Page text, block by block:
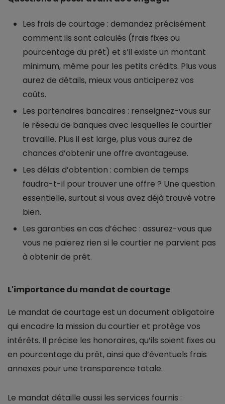
Les frais de courtage : demandez précisément
comment ils sont calculés (frais fixes ou
pourcentage du prêt) et s’il existe un montant
minimum, même pour les petits crédits. Plus vous
aurez de détails, mieux vous anticiperez vos
coûts.
Les partenaires bancaires : renseignez-vous sur
le réseau de banques avec lesquelles le courtier
travaille. Plus il est large, plus vous aurez de
chances d’obtenir une offre avantageuse.
Les délais d’obtention : combien de temps
faudra-t-il pour trouver une offre ? Une question
essentielle, surtout si vous avez déjà trouvé votre
bien.
Les garanties en cas d’échec : assurez-vous que
vous ne paierez rien si le courtier ne parvient pas
à obtenir de prêt.
L'importance du mandat de courtage
Le mandat de courtage est un document obligatoire
qui encadre la mission du courtier et protège vos
intérêts. Il précise les honoraires, qu’ils soient fixes ou
en pourcentage du prêt, ainsi que d’éventuels frais
annexes pour une transparence totale.
Le mandat détaille aussi les services fournis :